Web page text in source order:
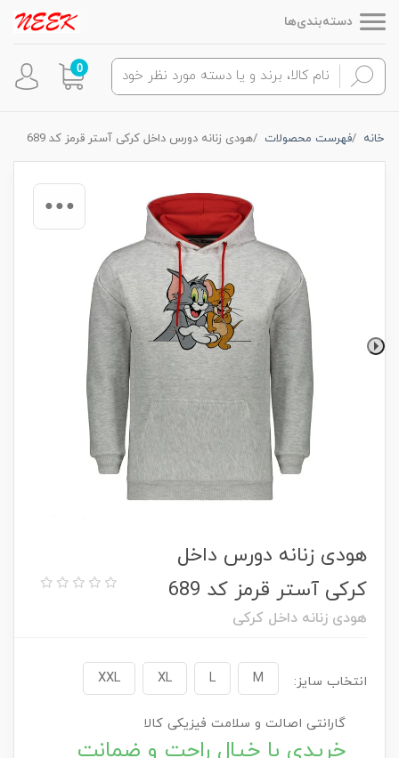
دسته‌بندی‌ها
0
خانه فهرست محصولات هودی زنانه دورس داخل کرکی آستر قرمز کد 689
هودی زنانه دورس داخل
کرکی آستر قرمز کد 689
هودی زنانه داخل کرکی
انتخاب سایز: M
L
XL
XXL
گارانتی اصالت و سلامت فیزیکی کالا
خریدی با خیال راحت و ضمانت